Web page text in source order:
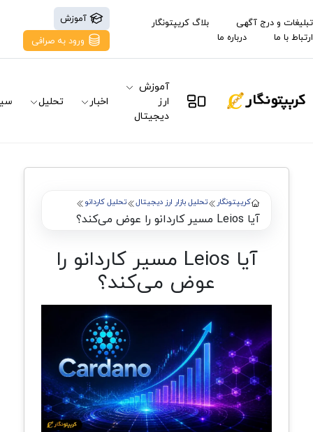
تبلیغات و درج آگهی
بلاگ کریپتونگار
ارتباط با ما
درباره ما
آموزش
ورود به صرافی
آموزش
ارز
دیجیتال
اخبار تحلیل
کریپتونگار تحلیل بازار ارز دیجیتال تحلیل کاردانو
آیا Leios مسیر کاردانو را عوض می‌کند؟
آیا Leios مسیر کاردانو را
عوض می‌کند؟